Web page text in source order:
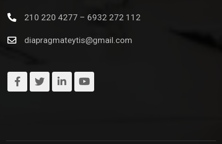
210 220 4277 – 6932 272 112
diapragmateytis@gmail.com